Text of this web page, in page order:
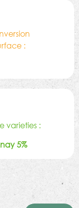
:
varieties :
5%